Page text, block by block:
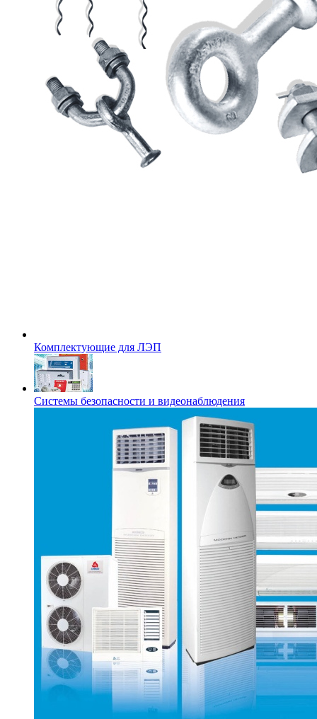
Комплектующие для ЛЭП
Системы безопасности и видеонаблюдения